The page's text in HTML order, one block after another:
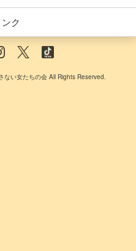
ンク
い女たちの会 All Rights Reserved.